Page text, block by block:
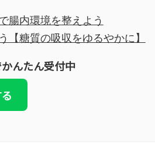
腸内環境を整えよう
糖質の吸収をゆるやかに】
んたん受付中